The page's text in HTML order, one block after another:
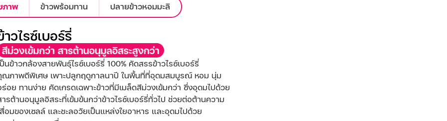
ภาพ ข้าวพร้อมทาน ปลายข้าวหอมมะลิ
าวไรซ์เบอร์รี่
นข้าวกล้องสายพันธุ์ไรซ์เบอร์รี่ 100% คัดสรรข้าวไรซ์เบอร์รี่
ณภาพดีพิเศษ เพาะปลูกฤดูกาลนาปี ในพื้นที่ที่อุดมสมบูรณ์ หอม นุ่ม
อย ทานง่าย คัดเกรดเฉพาะข้าวที่มีเมล็ดสีม่วงเข้มกว่า ซึ่งอุดมไปด้วย
รต้านอนุมูลอิสระที่เข้มข้นกว่าข้าวไรซ์เบอร์รี่ทั่วไป ช่วยต่อต้านความ
อมของเซลล์ และชะลอวัยเป็นแหล่งใยอาหาร และอุดมไปด้วย